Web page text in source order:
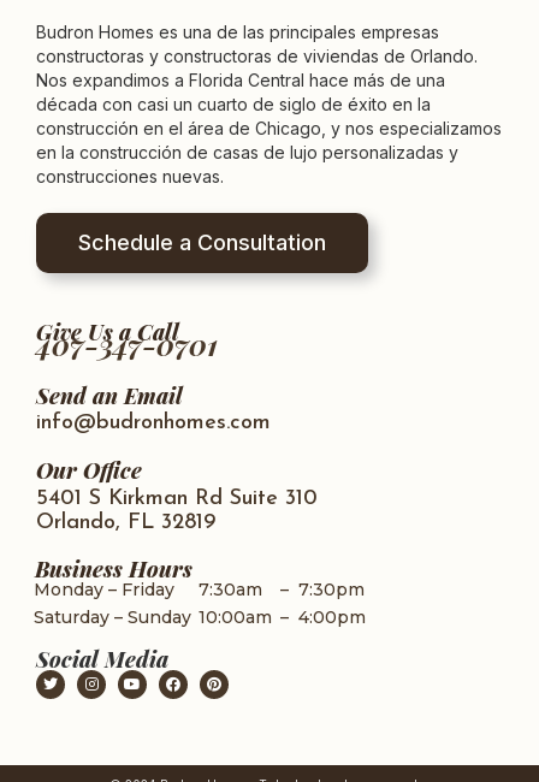
Budron Homes es una de las principales empresas
constructoras y constructoras de viviendas de Orlando.
Nos expandimos a Florida Central hace más de una
década con casi un cuarto de siglo de éxito en la
construcción en el área de Chicago, y nos especializamos
en la construcción de casas de lujo personalizadas y
construcciones nuevas.
Schedule a Consultation
Give Us a Call
407-347-0701
Send an Email
info@budronhomes.com
Our Office
5401 S Kirkman Rd Suite 310
Orlando, FL 32819
Business Hours
Monday – Friday 7:30am – 7:30pm
Saturday – Sunday 10:00am – 4:00pm
Social Media